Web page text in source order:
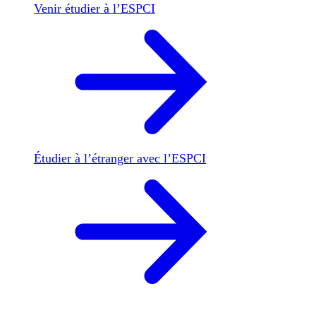
Venir étudier à l’ESPCI
Étudier à l’étranger avec l’ESPCI